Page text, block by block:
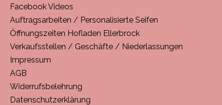
Facebook Videos
Auftragsarbeiten / Personalisierte Seifen
Öffnungszeiten Hofladen Ellerbrock
Verkaufsstellen / Geschäfte / Niederlassungen
Impressum
AGB
Widerrufsbelehrung
Datenschutzerklärung